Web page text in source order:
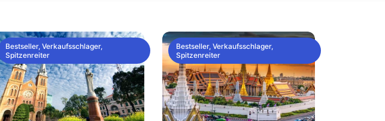
Bestseller, Verkaufsschlager,
Spitzenreiter
Bestseller, Verkaufsschlager,
Spitzenreiter